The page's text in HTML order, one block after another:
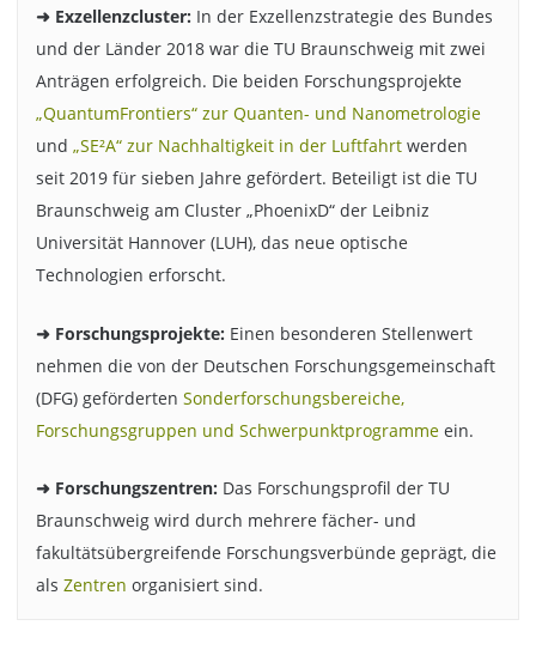
➜ Exzellenzcluster: In der Exzellenzstrategie des Bundes
und der Länder 2018 war die TU Braunschweig mit zwei
Anträgen erfolgreich. Die beiden Forschungsprojekte
„QuantumFrontiers“ zur Quanten- und Nanometrologie
und „SE²A“ zur Nachhaltigkeit in der Luftfahrtwerden
seit 2019 für sieben Jahre gefördert. Beteiligt ist die TU
Braunschweig am Cluster „PhoenixD“ der Leibniz
Universität Hannover (LUH), das neue optische
Technologien erforscht.
➜ Forschungsprojekte: Einen besonderen Stellenwert
nehmen die von der Deutschen Forschungsgemeinschaft
(DFG) geförderten Sonderforschungsbereiche,
Forschungsgruppen und Schwerpunktprogrammeein.
➜ Forschungszentren: Das Forschungsprofil der TU
Braunschweig wird durch mehrere fächer- und
fakultätsübergreifende Forschungsverbünde geprägt, die
als Zentren organisiert sind.